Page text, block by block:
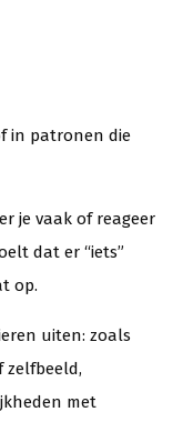
in patronen die
je vaak of reageer
dat er “iets”
op.
uiten: zoals
zelfbeeld,
met